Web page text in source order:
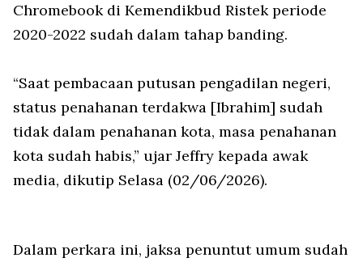
Chromebook di Kemendikbud Ristek periode
2020-2022 sudah dalam tahap banding.
“Saat pembacaan putusan pengadilan negeri,
status penahanan terdakwa [Ibrahim] sudah
tidak dalam penahanan kota, masa penahanan
kota sudah habis,” ujar Jeffry kepada awak
media, dikutip Selasa (02/06/2026).
Dalam perkara ini, jaksa penuntut umum sudah